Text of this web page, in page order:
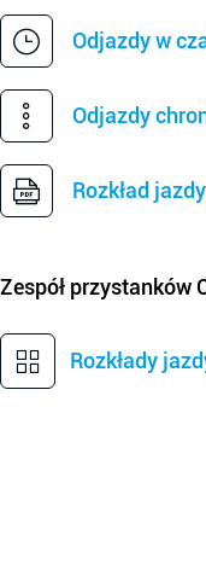
Odjazdy w
Odjazdy
Rozkład
Zespół przystanków
Rozkłady